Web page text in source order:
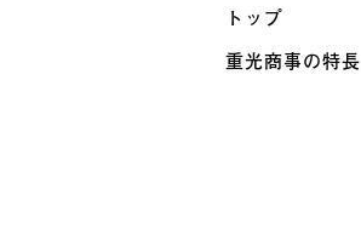
トップ
重光商事の特長